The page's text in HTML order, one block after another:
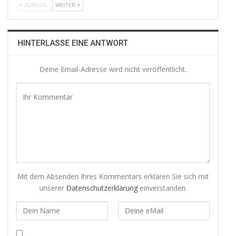
ZURÜCK WEITER
HINTERLASSE EINE ANTWORT
Deine Email-Adresse wird nicht veröffentlicht.
Mit dem Absenden Ihres Kommentars erklären Sie sich mit
unserer Datenschutzerklärungeinverstanden.